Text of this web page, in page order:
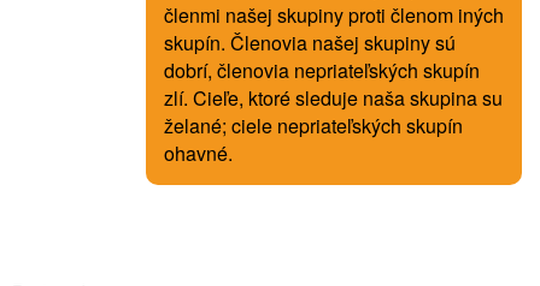
členmi našej skupiny proti členom iných
skupín. Členovia našej skupiny sú
dobrí, členovia nepriateľských skupín
zlí. Cieľe, ktoré sleduje naša skupina su
želané; ciele nepriateľských skupín
ohavné.